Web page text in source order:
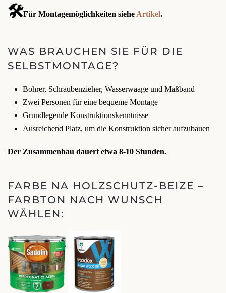
🛠️Für Montagemöglichkeiten siehe Artikel.
WAS BRAUCHEN SIE FÜR DIE
SELBSTMONTAGE?
Bohrer, Schraubenzieher, Wasserwaage und Maßband
Zwei Personen für eine bequeme Montage
Grundlegende Konstruktionskenntnisse
Ausreichend Platz, um die Konstruktion sicher aufzubauen
Der Zusammenbau dauert etwa 8-10 Stunden.
FARBE NA HOLZSCHUTZ-BEIZE –
FARBTON NACH WUNSCH
WÄHLEN: